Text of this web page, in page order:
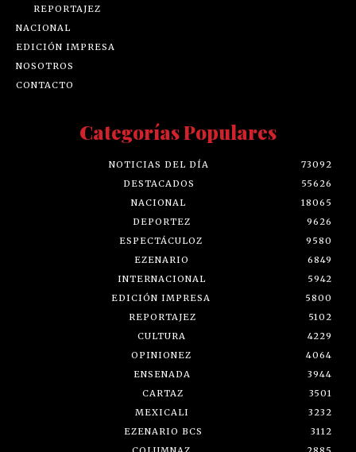
REPORTAJEZ
NACIONAL
EDICIÓN IMPRESA
NOSOTROS
CONTACTO
Categorías Populares
NOTICIAS DEL DÍA
73092
DESTACADOS
55626
NACIONAL
18065
DEPORTEZ
9626
ESPECTÁCULOZ
9580
EZENARIO
6849
INTERNACIONAL
5942
EDICIÓN IMPRESA
5800
REPORTAJEZ
5102
CULTURA
4229
OPINIONEZ
4064
ENSENADA
3944
CARTAZ
3501
MEXICALI
3232
EZENARIO BCS
3112